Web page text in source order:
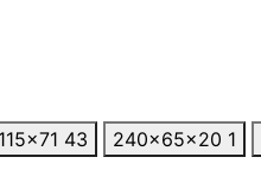
43 240×65×20 1